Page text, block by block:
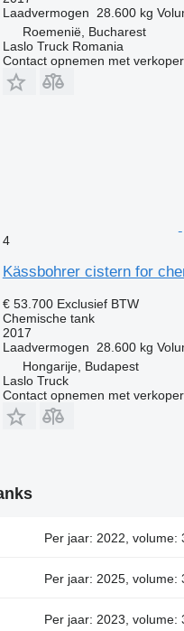
Laadvermogen
28.600 kg
Roemenië, Bucharest
Laslo Truck Romania
Contact opnemen met verkoper
4
Kässbohrer cistern for
€ 53.700 Exclusief BTW
Chemische tank
2017
Laadvermogen
28.600 kg
Hongarije, Budapest
Laslo Truck
Contact opnemen met verkoper
Per jaar: 2022, volume:
Per jaar: 2025, volume:
Per jaar: 2023, volume: